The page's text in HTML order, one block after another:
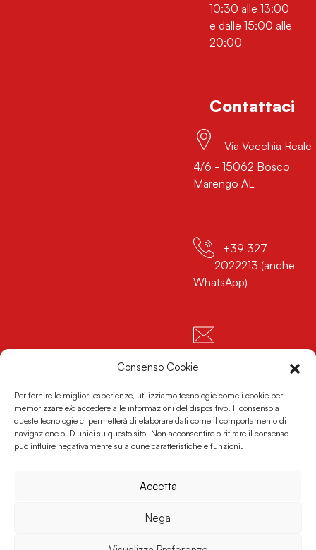
Consenso Cookie
Per fornire le migliori esperienze, utilizziamo tecnologie come i cookie per
memorizzare e/o accedere alle informazioni del dispositivo. Il consenso a
queste tecnologie ci permetterà di elaborare dati come il comportamento di
navigazione o ID unici su questo sito. Non acconsentire o ritirare il consenso
può influire negativamente su alcune caratteristiche e funzioni.
Accetta
Nega
10:30 alle 13:00
e dalle 15:00 alle
20:00
Contattaci
Via Vecchia Reale
4/6 - 15062 Bosco
Marengo AL
+39 327
2022213 (anche
WhatsApp)
info@pistakartbosco.it
Privacy Policy|Cookie Policy